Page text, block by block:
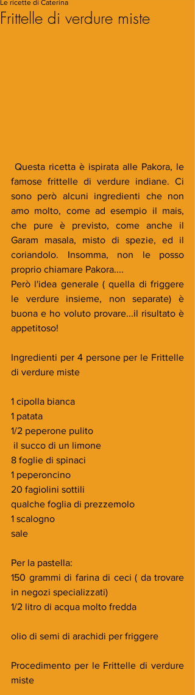
Frittelle di verdure miste
Le ricette di Caterina
famose frittelle di verdure indiane. Ci
sono però alcuni ingredienti che non
amo molto, come ad esempio il mais,
che pure è previsto, come anche il
Garam masala, misto di spezie, ed il
coriandolo. Insomma, non le posso
proprio chiamare Pakora....
Però l'idea generale ( quella di friggere
le verdure insieme, non separate) è
buona e ho voluto provare...il risultato è
appetitoso!
Ingredienti per 4 persone per le Frittelle
di verdure miste
1 cipolla bianca
1 patata
1/2 peperone pulito
il succo di un limone
8 foglie di spinaci
1 peperoncino
20 fagiolini sottili
qualche foglia di prezzemolo
1 scalogno
sale
Per la pastella:
150 grammi di farina di ceci ( da trovare
in negozi specializzati)
1/2 litro di acqua molto fredda
olio di semi di arachidi per friggere
Procedimento per le Frittelle di verdure
miste